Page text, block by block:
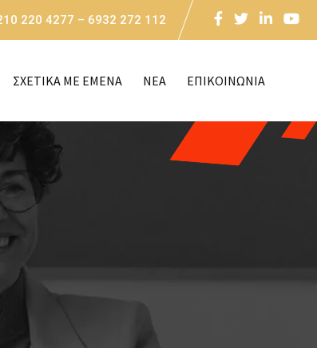
220 4277 – 6932 272 112
ΣΧΕΤΙΚΑ ΜΕ ΕΜΕΝΑ NEA ΕΠΙΚΟΙΝΩΝΙΑ